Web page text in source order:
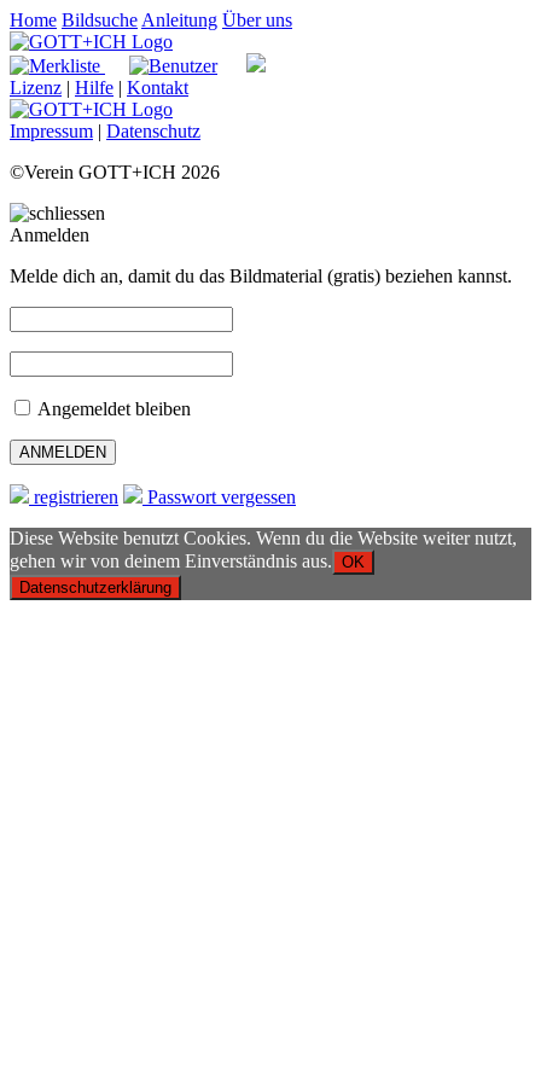
Home Bildsuche Anleitung Über uns
Lizenz | Hilfe | Kontakt
Impressum | Datenschutz
©Verein GOTT+ICH 2026
Anmelden
Melde dich an, damit du das Bildmaterial (gratis) beziehen kannst.
Angemeldet bleiben
registrieren
Passwort vergessen
Diese Website benutzt Cookies. Wenn du die Website weiter nutzt,
gehen wir von deinem Einverständnis aus. OK
Datenschutzerklärung